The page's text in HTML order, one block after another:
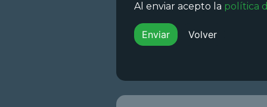
Al enviar acepto la política
Volver